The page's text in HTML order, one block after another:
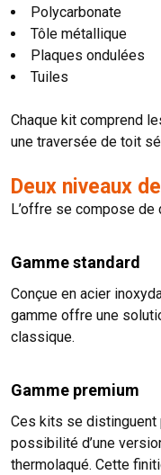
Polycarbonate
Tôle métallique
Plaques ondulées
Tuiles
Chaque kit comprend
une traversée de toit
Deux niveaux
L’offre se compose
Gamme standard
Conçue en acier
gamme offre une
classique.
Gamme premium
Ces kits se distinguent
possibilité d’une
thermolaqué. Cette